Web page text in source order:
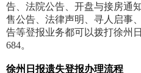
告、法院公告、开盘与接房通
售公告、法律声明、寻人启事
告等登报业务都可以拨打徐州
684。
徐州日报遗失登报办理流程